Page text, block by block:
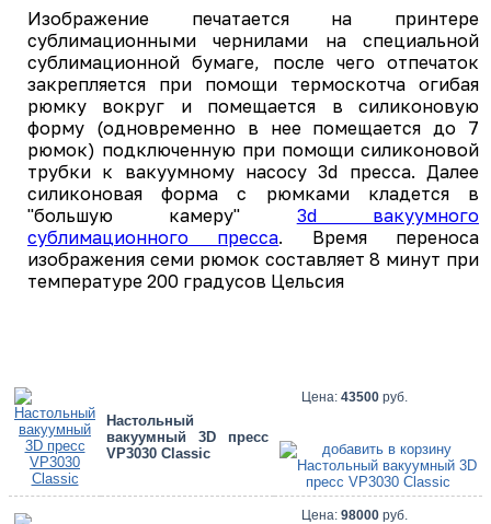
Изображение печатается на принтере
сублимационными чернилами на специальной
сублимационной бумаге, после чего отпечаток
закрепляется при помощи термоскотча огибая
рюмку вокруг и помещается в силиконовую
форму (одновременно в нее помещается до 7
рюмок) подключенную при помощи силиконовой
трубки к вакуумному насосу 3d пресса. Далее
силиконовая форма с рюмками кладется в
"большую камеру" 3d вакуумного
сублимационного пресса. Время переноса
изображения семи рюмок составляет 8 минут при
температуре 200 градусов Цельсия
Настольный
вакуумный 3D пресс
VP3030 Classic
Цена: 43500 руб.
Цена: 98000 руб.